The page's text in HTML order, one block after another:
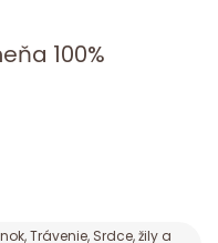
100%
Trávenie, Srdce, žily a